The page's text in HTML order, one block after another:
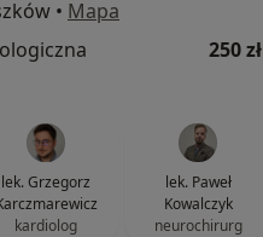
• Mapa
250 zł
lek. Grzegorz
kardiolog
lek. Paweł
Kowalczyk
neurochirurg